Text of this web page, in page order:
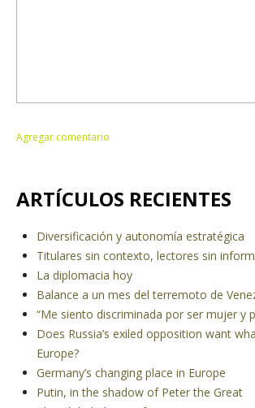
ARTÍCULOS RECIENTES
Diversificación y autonomía estratégica
Titulares sin contexto, lectores sin
La diplomacia hoy
Balance a un mes del terremoto de
“Me siento discriminada por ser mujer y
Does Russia’s exiled opposition want
Europe?
Germany’s changing place in Europe
Putin, in the shadow of Peter the Great